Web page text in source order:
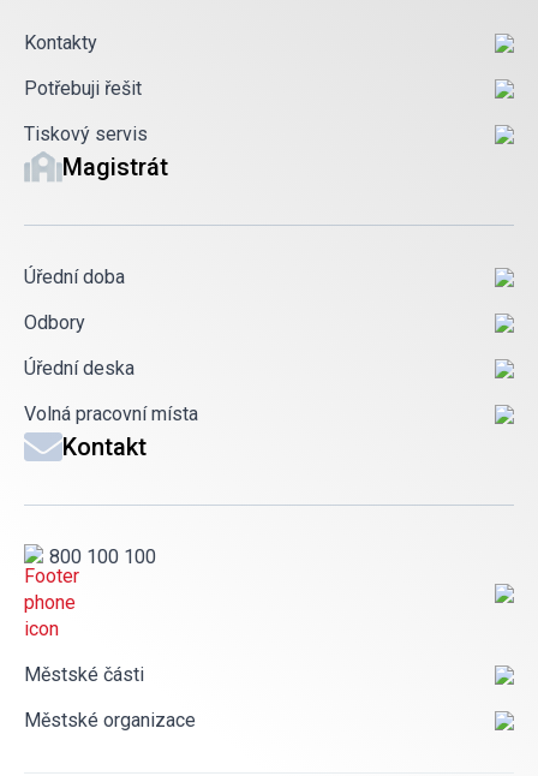
Kontakty
Potřebuji řešit
Tiskový servis
Magistrát
Úřední doba
Odbory
Úřední deska
Volná pracovní místa
Kontakt
800 100 100
Městské části
Městské organizace